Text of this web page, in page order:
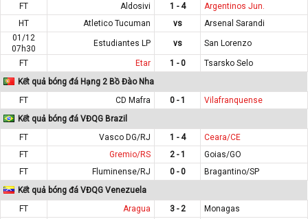
FT
Aldosivi 1 - 4
Argentinos Jun.
HT
Atletico Tucuman vs
Arsenal Sarandi
01/12
07h30
Estudiantes LP vs San Lorenzo
FT Etar 1 - 0
Tsarsko Selo
Kết quả bóng đá Hạng 2 Bồ Đào Nha
FT
CD Mafra 0 - 1
Vilafranquense
Kết quả bóng đá VĐQG Brazil
FT
Vasco DG/RJ 1 - 4
Ceara/CE
FT
Gremio/RS 2 - 1
Goias/GO
FT
Fluminense/RJ 0 - 0
Bragantino/SP
Kết quả bóng đá VĐQG Venezuela
FT
Aragua 3 - 2
Monagas